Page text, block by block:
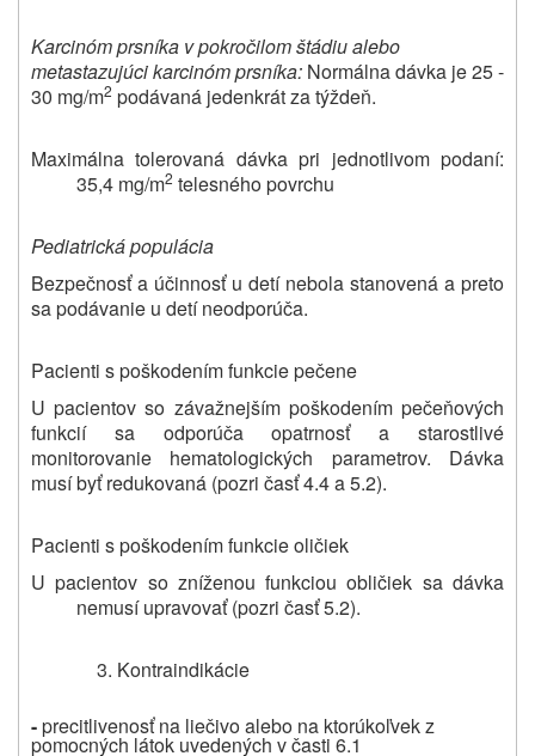
Karcinóm prsníka v pokročilom štádiu alebo
metastazujúci karcinóm prsníka: Normálna dávka je 25 -
30 mg/m2 podávaná jedenkrát za týždeň.
Maximálna tolerovaná dávka pri jednotlivom podaní:
35,4 mg/m2 telesného povrchu
Pediatrická populácia
Bezpečnosť a účinnosť u detí nebola stanovená a preto
sa podávanie u detí neodporúča.
Pacienti s poškodením funkcie pečene
U pacientov so závažnejším poškodením pečeňových
funkcií sa odporúča opatrnosť a starostlivé
monitorovanie hematologických parametrov. Dávka
musí byť redukovaná (pozri časť 4.4 a 5.2).
Pacienti s poškodením funkcie oličiek
U pacientov so zníženou funkciou obličiek sa dávka
nemusí upravovať (pozri časť 5.2).
Kontraindikácie
-precitlivenosť na liečivo alebo na ktorúkoľvek z
pomocných látok uvedených v časti 6.1